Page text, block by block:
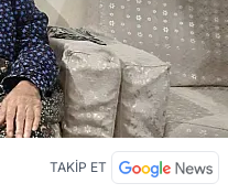
TAKİP ET